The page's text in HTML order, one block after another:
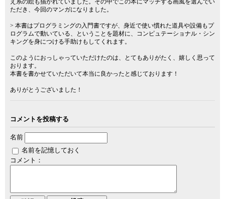
え系の絵も描かれていました。その中でこの本にマッチする画風を選んでい
ただき、今回のマンガになりました。
> 本書はプログラミングの入門書ですが、身近で使い慣れた道具や設備もプ
ログラムで動いている、ということを題材に、コンピュテーショナル・シン
キングを身につける手助けもしてくれます。
このようにおっしゃっていただけたのは、とてもありがたく、嬉しく思って
おります。
本書を書かせていただいて本当に良かったと感じております！
ありがとうございました！
コメントを投稿する
名前
名前を記憶しておく
コメント：